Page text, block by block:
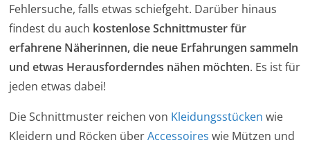
Fehlersuche, falls etwas schiefgeht. Darüber hinaus
findest du auch kostenlose Schnittmuster für
erfahrene Näherinnen, die neue Erfahrungen sammeln
und etwas Herausforderndes nähen möchten. Es ist für
jeden etwas dabei!
Die Schnittmuster reichen von Kleidungsstücken wie
Kleidern und Röcken überAccessoires wie Mützen und